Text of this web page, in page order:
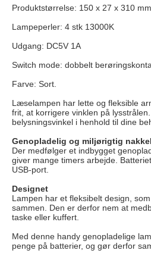
Produktstørrelse: 150 x 27 x 310 mm
Lampeperler: 4 stk 13000K
Udgang: DC5V 1A
Switch mode: dobbelt
Farve: Sort.
Læselampen har lette og fleksible
frit, at korrigere vinklen på
belysningsvinkel i henhold til dine
Genopladelig og miljørigtig
Der medfølger et indbygget
giver mange timers arbejde.
USB-port.
Designet
Lampen har et fleksibelt design,
sammen. Den er derfor nem at
taske eller kuffert.
Med denne handy genopladelige
penge på batterier, og gør derfor